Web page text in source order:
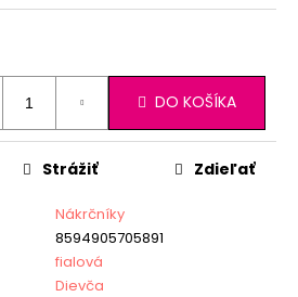
DO KOŠÍKA
Nákrčníky
8594905705891
fialová
Dievča
Strážiť Zdieľať